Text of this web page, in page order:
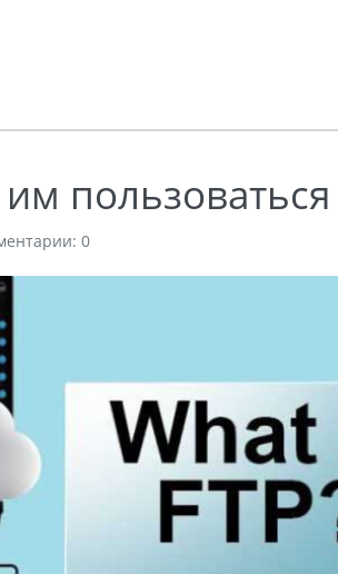
им пользоваться
0